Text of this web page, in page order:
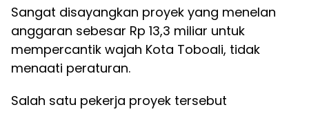
Sangat disayangkan proyek yang menelan
anggaran sebesar Rp 13,3 miliar untuk
mempercantik wajah Kota Toboali, tidak
menaati peraturan.
Salah satu pekerja proyek tersebut